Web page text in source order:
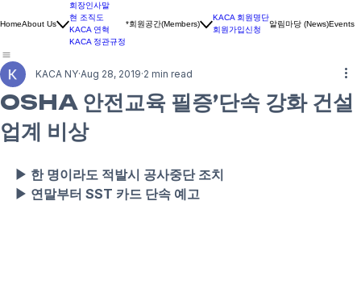
HomeAbout Us
회장인사말
현 조직도
KACA 연혁
KACA 정관규정
*회원공간(Members)
KACA 회원명단
회원가입신청
알림마당 (News)Events
OSHA 안전교육 필증’단속 강화 건설
업계 비상
KACA NY Aug 28, 2019 2 min read
▶ 한 명이라도 적발시 공사중단 조치
▶ 연말부터 SST 카드 단속 예고